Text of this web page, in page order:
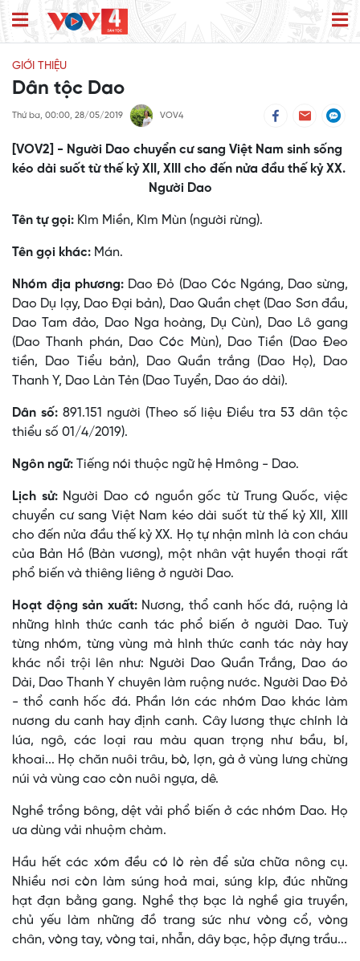
GIỚI THIỆU
Dân tộc Dao
Thứ ba, 00:00, 28/05/2019 VOV4
[VOV2] - Người Dao chuyển cư sang Việt Nam sinh sống
kéo dài suốt từ thế kỷ XII, XIII cho đến nửa đầu thế kỷ XX.
Người Dao
Tên tự gọi: Kìm Miền, Kìm Mùn (người rừng).
Tên gọi khác: Mán.
Nhóm địa phương: Dao Ðỏ (Dao Cóc Ngáng, Dao sừng,
Dao Dụ lạy, Dao Ðại bản), Dao Quần chẹt (Dao Sơn đầu,
Dao Tam đảo, Dao Nga hoàng, Dụ Cùn), Dao Lô gang
(Dao Thanh phán, Dao Cóc Mùn), Dao Tiền (Dao Ðeo
tiền, Dao Tiểu bản), Dao Quần trắng (Dao Họ), Dao
Thanh Y, Dao Làn Tẻn (Dao Tuyển, Dao áo dài).
Dân số: 891.151 người (Theo số liệu Điều tra 53 dân tộc
thiểu số 01/4/2019).
Ngôn ngữ: Tiếng nói thuộc ngữ hệ Hmông - Dao.
Lịch sử:Người Dao có nguồn gốc từ Trung Quốc, việc
chuyển cư sang Việt Nam kéo dài suốt từ thế kỷ XII, XIII
cho đến nửa đầu thế kỷ XX. Họ tự nhận mình là con cháu
của Bản Hồ (Bàn vương), một nhân vật huyền thoại rất
phổ biến và thiêng liêng ở người Dao.
Hoạt động sản xuất:Nương, thổ canh hốc đá, ruộng là
những hình thức canh tác phổ biến ở người Dao. Tuỳ
từng nhóm, từng vùng mà hình thức canh tác này hay
khác nổi trội lên như: Người Dao Quần Trắng, Dao áo
Dài, Dao Thanh Y chuyên làm ruộng nước. Người Dao Ðỏ
- thổ canh hốc đá. Phần lớn các nhóm Dao khác làm
nương du canh hay định canh. Cây lương thực chính là
lúa, ngô, các loại rau màu quan trọng như bầu, bí,
khoai... Họ chăn nuôi trâu, bò, lợn, gà ở vùng lưng chừng
núi và vùng cao còn nuôi ngựa, dê.
Nghề trồng bông, dệt vải phổ biến ở các nhóm Dao. Họ
ưa dùng vải nhuộm chàm.
Hầu hết các xóm đều có lò rèn để sửa chữa nông cụ.
Nhiều nơi còn làm súng hoả mai, súng kíp, đúc những
hạt đạn bằng gang. Nghề thợ bạc là nghề gia truyền,
chủ yếu làm những đồ trang sức như vòng cổ, vòng
chân, vòng tay, vòng tai, nhẫn, dây bạc, hộp đựng trầu...